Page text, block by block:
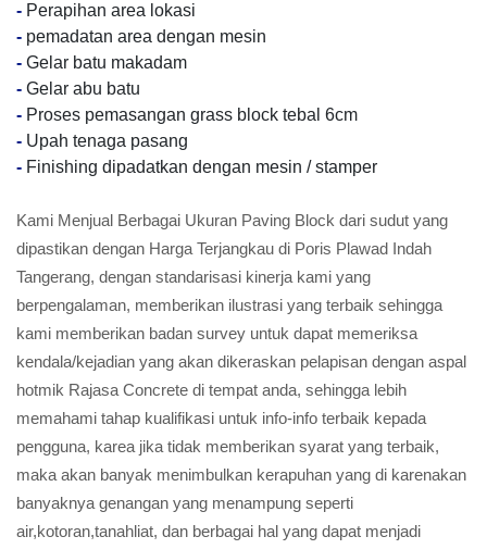
- Perapihan area lokasi
- pemadatan area dengan mesin
- Gelar batu makadam
- Gelar abu batu
- Proses pemasangan grass block tebal 6cm
- Upah tenaga pasang
- Finishing dipadatkan dengan mesin / stamper
Kami Menjual Berbagai Ukuran Paving Block dari sudut yang
dipastikan dengan Harga Terjangkau di Poris Plawad Indah
Tangerang, dengan standarisasi kinerja kami yang
berpengalaman, memberikan ilustrasi yang terbaik sehingga
kami memberikan badan survey untuk dapat memeriksa
kendala/kejadian yang akan dikeraskan pelapisan dengan aspal
hotmik Rajasa Concrete di tempat anda, sehingga lebih
memahami tahap kualifikasi untuk info-info terbaik kepada
pengguna, karea jika tidak memberikan syarat yang terbaik,
maka akan banyak menimbulkan kerapuhan yang di karenakan
banyaknya genangan yang menampung seperti
air,kotoran,tanahliat, dan berbagai hal yang dapat menjadi